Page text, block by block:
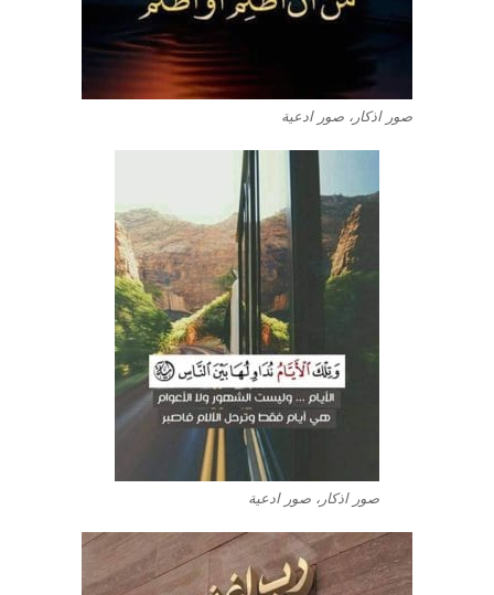
صور اذكار، صور ادعية
صور اذكار، صور ادعية